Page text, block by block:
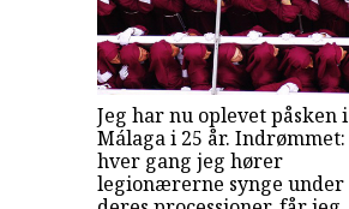
Jeg har nu oplevet påsken i
Málaga i 25 år. Indrømmet:
hver gang jeg hører
legionærerne synge under